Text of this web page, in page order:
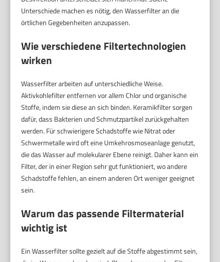
Unterschiede machen es nötig, den Wasserfilter an die
örtlichen Gegebenheiten anzupassen.
Wie verschiedene Filtertechnologien
wirken
Wasserfilter arbeiten auf unterschiedliche Weise.
Aktivkohlefilter entfernen vor allem Chlor und organische
Stoffe, indem sie diese an sich binden. Keramikfilter sorgen
dafür, dass Bakterien und Schmutzpartikel zurückgehalten
werden. Für schwierigere Schadstoffe wie Nitrat oder
Schwermetalle wird oft eine Umkehrosmoseanlage genutzt,
die das Wasser auf molekularer Ebene reinigt. Daher kann ein
Filter, der in einer Region sehr gut funktioniert, wo andere
Schadstoffe fehlen, an einem anderen Ort weniger geeignet
sein.
Warum das passende Filtermaterial
wichtig ist
Ein Wasserfilter sollte gezielt auf die Stoffe abgestimmt sein,